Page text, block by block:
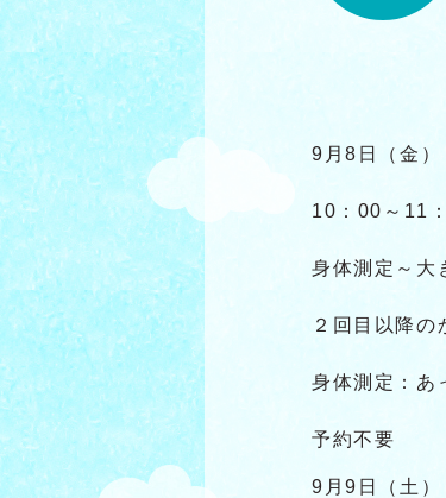
9月8日（金）
10：00～11
身体測定～大
２回目以降の
身体測定：あ
予約不要
9月9日（土）